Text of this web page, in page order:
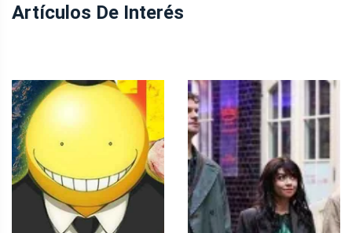
Artículos De Interés